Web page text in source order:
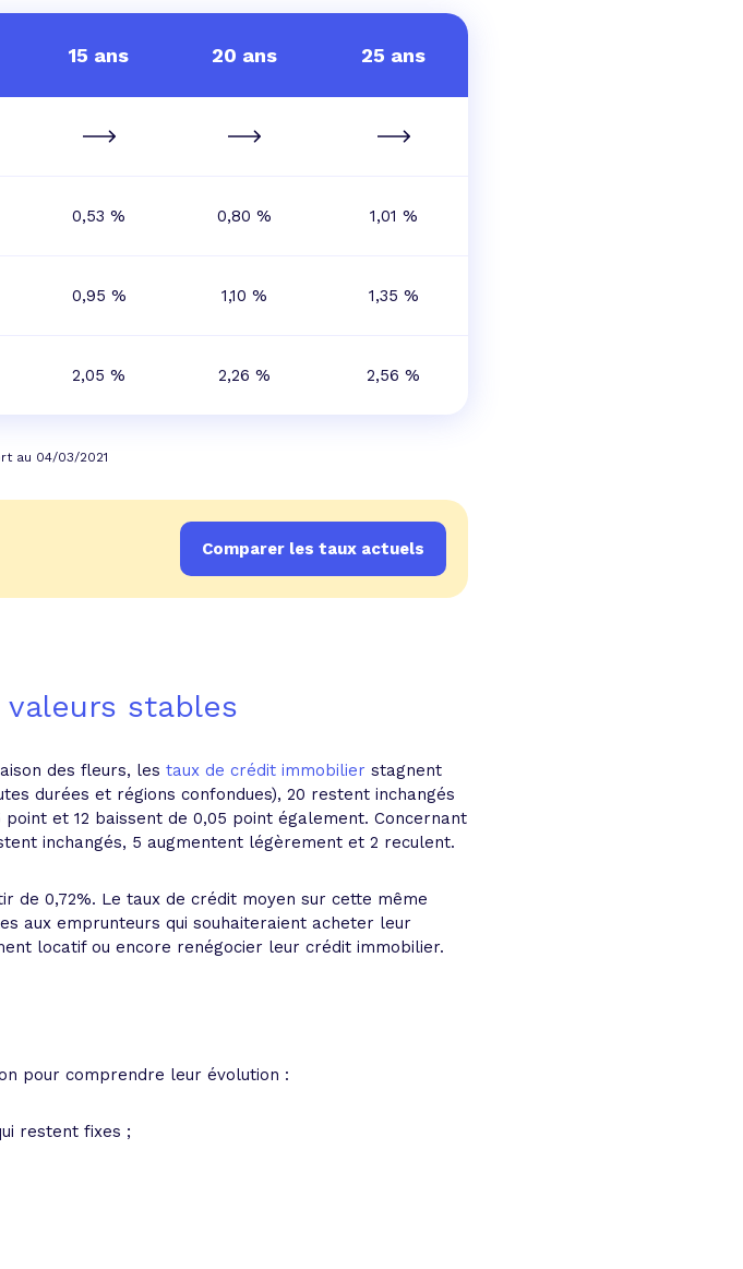
15 ans 20 ans 25 ans
0,53 % 0,80 % 1,01 %
0,95 % 1,10 % 1,35 %
2,05 % 2,26 % 2,56 %
au 04/03/2021
Comparer les taux actuels
stables
des fleurs, les taux de crédit immobilier stagnent
durées et régions confondues), 20 restent inchangés
et 12 baissent de 0,05 point également. Concernant
inchangés, 5 augmentent légèrement et 2 reculent.
de 0,72%. Le taux de crédit moyen sur cette même
aux emprunteurs qui souhaiteraient acheter leur
locatif ou encore renégocier leur crédit immobilier.
pour comprendre leur évolution :
restent fixes ;